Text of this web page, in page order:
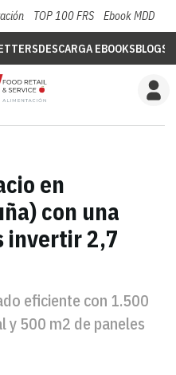
TOP 100 FRS Ebook MDD
DESCARGA EBOOKSBLOGS
en
con una
invertir 2,7
eficiente con 1.500
y 500 m2 de paneles